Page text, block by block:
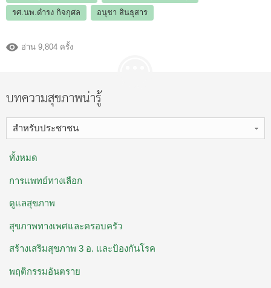
รศ.นพ.ดำรง กิจกุศล
อนุชา สินธุสาร
อ่าน 9,804 ครั้ง
บทความสุขภาพน่ารู้
สำหรับประชาชน
ทั้งหมด
การแพทย์ทางเลือก
ดูแลสุขภาพ
สุขภาพทางเพศและครอบครัว
สร้างเสริมสุขภาพ 3 อ. ​และป้องกันโรค
พฤติกรรมอันตราย